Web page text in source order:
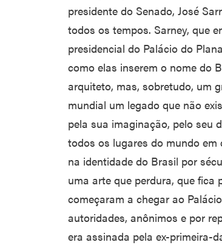
presidente do Senado, José
todos os tempos. Sarney, que
presidencial do Palácio do
como elas inserem o nome do
arquiteto, mas, sobretudo, um
mundial um legado que não
pela sua imaginação, pelo seu
todos os lugares do mundo em
na identidade do Brasil por
uma arte que perdura, que fica
começaram a chegar ao
autoridades, anônimos e por
era assinada pela ex-primeira-